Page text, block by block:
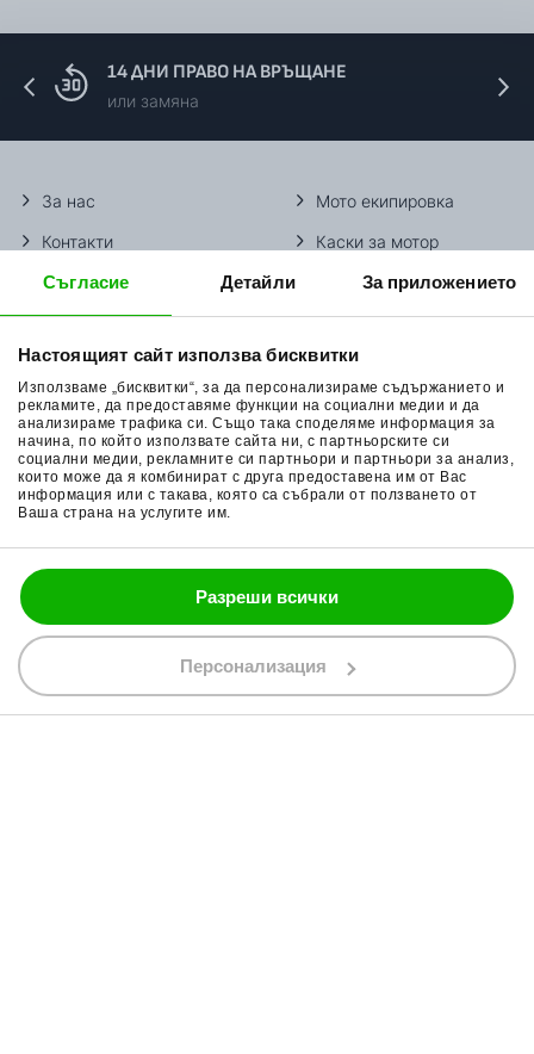
Съгласие Детайли За приложението
Настоящият сайт използва бисквитки
Използваме „бисквитки“, за да персонализираме съдържанието и
рекламите, да предоставяме функции на социални медии и да
анализираме трафика си. Също така споделяме информация за
начина, по който използвате сайта ни, с партньорските си
социални медии, рекламните си партньори и партньори за анализ,
които може да я комбинират с друга предоставена им от Вас
информация или с такава, която са събрали от ползването от
Ваша страна на услугите им.
Разреши всички
Персонализация
14 ДНИ ПРАВО НА ВРЪЩАНЕ
или замяна
За нас
Контакти
Методи доставка
Начини плащане
Връщане на стока
Общи условия
Поверителност
Политика за бисквитки
Мото екипировка
Каски за мотор
Ботуши за мотор
Гуми за мотор
Очила за мотор
Раници за мотор
Ръкавици за мотор
Части за мотор
088 200 7002
shop@bobimx.com